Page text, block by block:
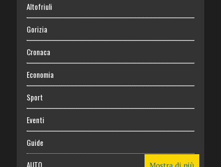
Altofriuli
Gorizia
Cronaca
Economia
Sport
Eventi
Guide
AUTO Mostra di più